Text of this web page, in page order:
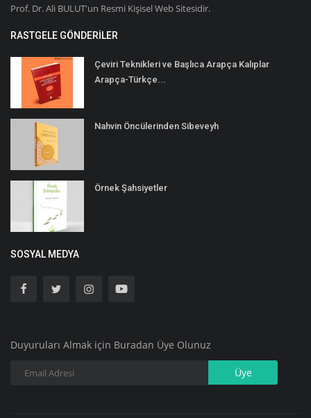
Prof. Dr. Ali BULUT'un Resmi Kişisel Web Sitesidir.
RASTGELE GÖNDERILER
Çeviri Teknikleri ve Başlıca Arapça Kalıplar
Arapça-Türkçe...
Nahvin Öncülerinden Sibeveyh
Örnek Şahsiyetler
SOSYAL MEDYA
Duyuruları Almak için Buradan Üye Olunuz
Üye